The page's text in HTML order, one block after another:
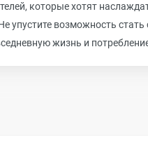
которые хотят
возможность стать
жизнь и